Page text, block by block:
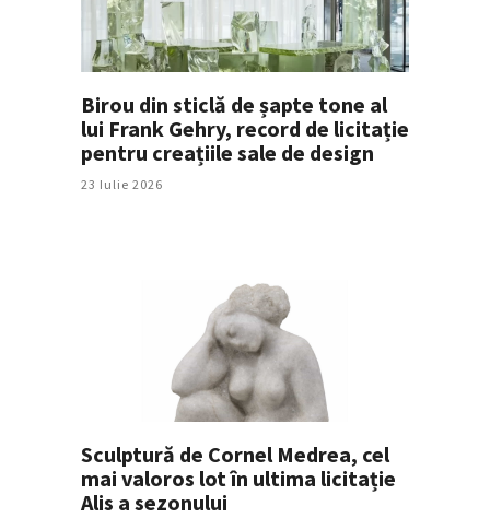
Birou din sticlă de șapte tone al
lui Frank Gehry, record de licitație
pentru creațiile sale de design
23 Iulie 2026
Sculptură de Cornel Medrea, cel
mai valoros lot în ultima licitație
Alis a sezonului